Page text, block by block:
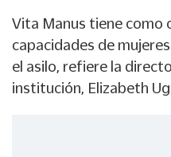
Vita Manus tiene como
capacidades de
el asilo, refiere la
institución, Elizabeth